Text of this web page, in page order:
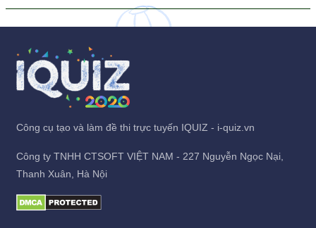
Công cụ tạo và làm đề thi trực tuyến IQUIZ - i-quiz.vn
Công ty TNHH CTSOFT VIỆT NAM - 227 Nguyễn Ngọc Nại,
Thanh Xuân, Hà Nội